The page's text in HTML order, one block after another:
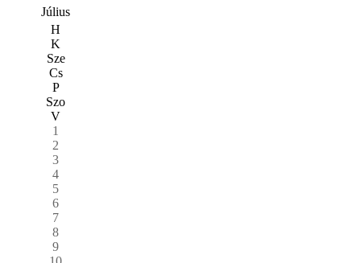
Július
H
K
Sze
Cs
P
Szo
V
1
2
3
4
5
6
7
8
9